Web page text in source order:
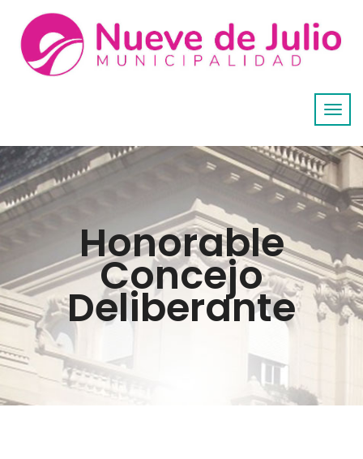
Honorable
Concejo
Deliberante